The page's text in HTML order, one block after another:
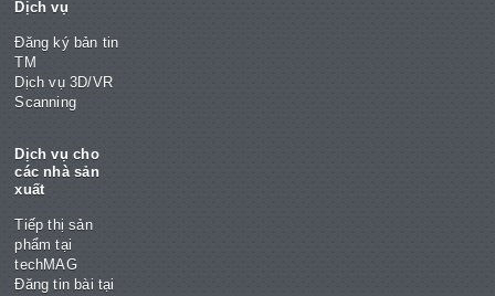
Dịch vụ
Đăng ký bản tin
TM
Dịch vụ 3D/VR
Scanning
Dịch vụ cho
các nhà sản
xuất
Tiếp thị sản
phẩm tại
techMAG
Đăng tin bài tại